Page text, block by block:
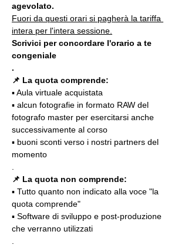
agevolato.
Fuori da questi orari si pagherà la tariffa
intera per l'intera sessione.
Scrivici per concordare l'orario a te
congeniale
.
📌 La quota comprende:
▪️ Aula virtuale acquistata
▪️ alcun fotografie in formato RAW del
fotografo master per esercitarsi anche
successivamente al corso
▪️ buoni sconti verso i nostri partners del
momento
📌 La quota non comprende:
▪️ Tutto quanto non indicato alla voce "la
quota comprende"
▪️ Software di sviluppo e post-produzione
che verranno utilizzati